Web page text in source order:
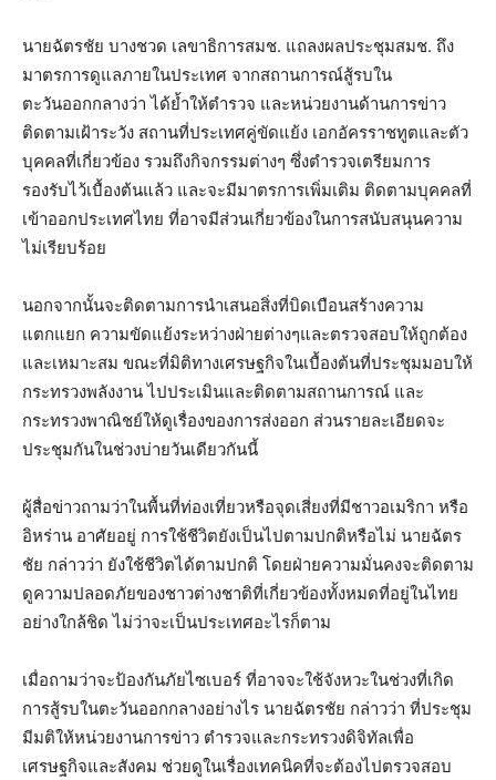
นายฉัตรชัย บางชวด เลขาธิการสมช. แถลงผลประชุมสมช. ถึง
มาตรการดูแลภายในประเทศ จากสถานการณ์สู้รบใน
ตะวันออกกลางว่า ได้ย้ำให้ตำรวจ และหน่วยงานด้านการข่าว
ติดตามเฝ้าระวัง สถานที่ประเทศคู่ขัดแย้ง เอกอัครราชทูตและตัว
บุคคลที่เกี่ยวข้อง รวมถึงกิจกรรมต่างๆ ซึ่งตำรวจเตรียมการ
รองรับไว้เบื้องต้นแล้ว และจะมีมาตรการเพิ่มเติม ติดตามบุคคลที่
เข้าออกประเทศไทย ที่อาจมีส่วนเกี่ยวข้องในการสนับสนุนความ
ไม่เรียบร้อย
นอกจากนั้นจะติดตามการนำเสนอสิ่งที่บิดเบือนสร้างความ
แตกแยก ความขัดแย้งระหว่างฝ่ายต่างๆและตรวจสอบให้ถูกต้อง
และเหมาะสม ขณะที่มิติทางเศรษฐกิจในเบื้องต้นที่ประชุมมอบให้
กระทรวงพลังงาน ไปประเมินและติดตามสถานการณ์ และ
กระทรวงพาณิชย์ให้ดูเรื่องของการส่งออก ส่วนรายละเอียดจะ
ประชุมกันในช่วงบ่ายวันเดียวกันนี้
ผู้สื่อข่าวถามว่าในพื้นที่ท่องเที่ยวหรือจุดเสี่ยงที่มีชาวอเมริกา หรือ
อิหร่าน อาศัยอยู่ การใช้ชีวิตยังเป็นไปตามปกติหรือไม่ นายฉัตร
ชัย กล่าวว่า ยังใช้ชีวิตได้ตามปกติ โดยฝ่ายความมั่นคงจะติดตาม
ดูความปลอดภัยของชาวต่างชาติที่เกี่ยวข้องทั้งหมดที่อยู่ในไทย
อย่างใกล้ชิด ไม่ว่าจะเป็นประเทศอะไรก็ตาม
เมื่อถามว่าจะป้องกันภัยไซเบอร์ ที่อาจจะใช้จังหวะในช่วงที่เกิด
การสู้รบในตะวันออกกลางอย่างไร นายฉัตรชัย กล่าวว่า ที่ประชุม
มีมติให้หน่วยงานการข่าว ตำรวจและกระทรวงดิจิทัลเพื่อ
เศรษฐกิจและสังคม ช่วยดูในเรื่องเทคนิคที่จะต้องไปตรวจสอบ